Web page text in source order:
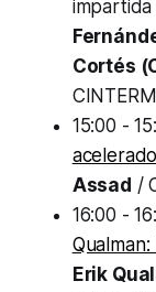
Cortés
15:00 -
Assad /
16:00 -
Erik